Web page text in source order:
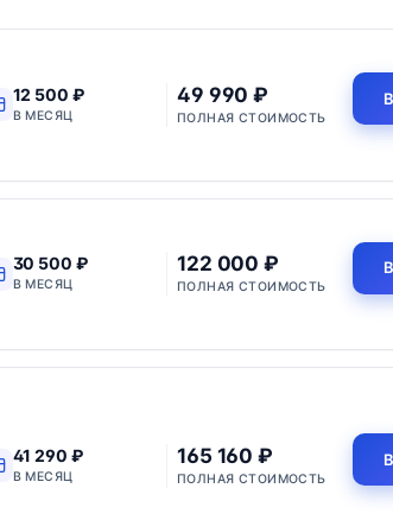
12 500 ₽
В МЕСЯЦ
49 990 ₽
ПОЛНАЯ СТОИМОСТЬ
30 500 ₽
В МЕСЯЦ
122 000 ₽
ПОЛНАЯ СТОИМОСТЬ
41 290 ₽
В МЕСЯЦ
165 160 ₽
ПОЛНАЯ СТОИМОСТЬ